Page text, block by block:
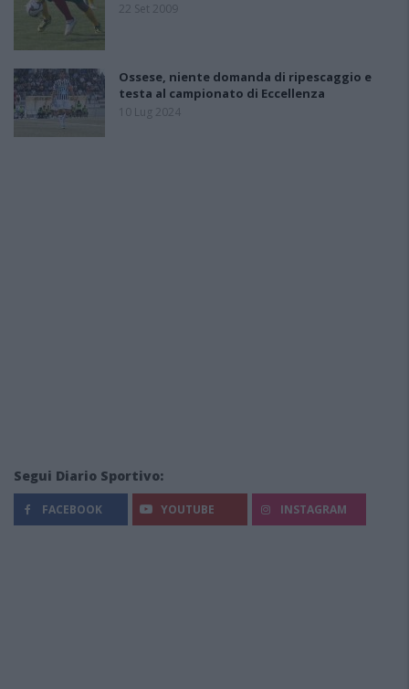
22 Set 2009
Ossese, niente domanda di ripescaggio e
testa al campionato di Eccellenza
10 Lug 2024
Segui Diario Sportivo:
FACEBOOK YOUTUBE INSTAGRAM